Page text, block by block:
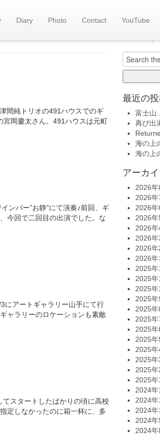
Diary Photo Contact YouTube
間純トリオの491ハウスでのギ
宮岡慶太さん。491ハウスは元町
ンバー”お静”にて演奏♪前回、ギ
今回で二回目の出演でした。な
にアートギャラリー山手にて行
ャラリーのロケーションも素敵
スタートしたばかりの頃に高校
定しなかったのに箱一杯に、多
旧いも
Search
for:
最近の
富士山
再び出
海の上
海の上
アーカ
2026年
2026年
2026年
2026年
2026年
2026年
2026年
2026年
2025年
2025年
2025年
2025年
2025年
2025年
2025年
2025年
2025年
2025年
2025年
2025年
2024年
2024年
2024年
2024年
2024年